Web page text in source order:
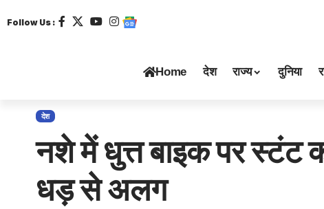
Follow Us :
Home देश राज्य दुनिया
देश
नशे में धुत्त बाइक पर स्टंट
धड़ से अलग